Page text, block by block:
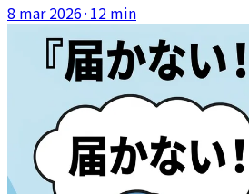
dividir correctamente los registros
Shopify.
8 mar 2026· 12 min